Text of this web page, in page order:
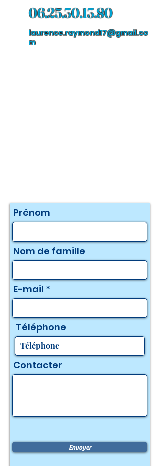
06.25.30.13.80
laurence.raymond17@gmail.co
m
Prénom
Nom de famille
E-mail
Téléphone
Contacter
Envoyer